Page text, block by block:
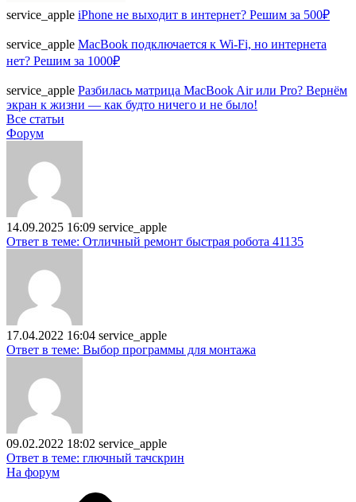
service_apple iPhone не выходит в интернет? Решим за 500₽
service_apple MacBook подключается к Wi-Fi, но интернета
нет? Решим за 1000₽
service_apple Разбилась матрица MacBook Air или Pro? Вернём
экран к жизни — как будто ничего и не было!
Все статьи
Форум
14.09.2025 16:09 service_apple
Ответ в теме: Отличный ремонт быстрая робота 41135
17.04.2022 16:04 service_apple
Ответ в теме: Выбор программы для монтажа
09.02.2022 18:02 service_apple
Ответ в теме: глючный тачскрин
На форум